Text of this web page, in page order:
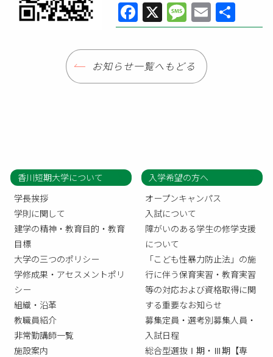
Facebook
X Message
Email
共
有
お知らせ一覧へもどる
香川短期大学について
学長挨拶
学則に関して
建学の精神・教育目的・教育
目標
大学の三つのポリシー
学修成果・アセスメントポリ
シー
組織・沿革
教職員紹介
非常勤講師一覧
施設案内
入学希望の方へ
オープンキャンパス
入試について
障がいのある学生の修学支援
について
「こども性暴力防止法」の施
行に伴う保育実習・教育実習
等の対応および資格取得に関
する重要なお知らせ
募集定員・選考別募集人員・
入試日程
総合型選抜Ⅰ期・Ⅲ期【専